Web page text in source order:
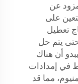
عن
على
تعطيل
يتم حل
أن هناك
في إمدادات
مما قد